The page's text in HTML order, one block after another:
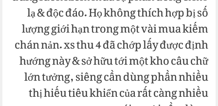
lạ & độc đáo. Họ không thích hợp bị số
lượng giới hạn trong một vài mua kiếm
chán nản. xs thu 4 đã chớp lấy được định
hướng này & sở hữu tới một kho câu chữ
lớn tưởng, siêng cần dùng phần nhiều
thị hiếu tiêu khiển của rất càng nhiều